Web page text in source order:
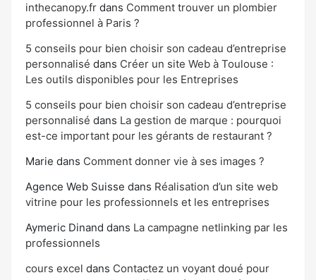
inthecanopy.fr dans Comment trouver un plombier
professionnel à Paris ?
5 conseils pour bien choisir son cadeau d’entreprise
personnalisé dans Créer un site Web à Toulouse :
Les outils disponibles pour les Entreprises
5 conseils pour bien choisir son cadeau d’entreprise
personnalisé dans La gestion de marque : pourquoi
est-ce important pour les gérants de restaurant ?
Marie dans Comment donner vie à ses images ?
Agence Web Suisse dans Réalisation d’un site web
vitrine pour les professionnels et les entreprises
Aymeric Dinand dans La campagne netlinking par les
professionnels
cours excel dans Contactez un voyant doué pour